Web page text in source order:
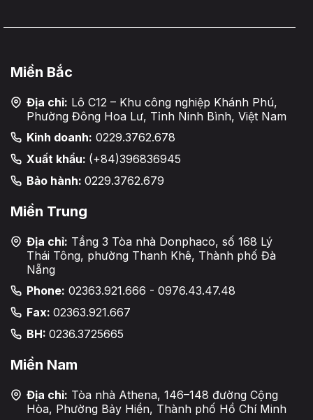
Miền Bắc
Địa chỉ: Lô C12 – Khu công nghiệp Khánh Phú,
Phường Đông Hoa Lư, Tỉnh Ninh Bình, Việt Nam
Kinh doanh: 0229.3762.678
Xuất khẩu: (+84)396836945
Bảo hành: 0229.3762.679
Miền Trung
Địa chỉ: Tầng 3 Tòa nhà Donphaco, số 168 Lý
Thái Tông, phường Thanh Khê, Thành phố Đà
Nẵng
Phone: 02363.921.666 - 0976.43.47.48
Fax: 02363.921.667
BH: 0236.3725665
Miền Nam
Địa chỉ: Tòa nhà Athena, 146–148 đường Cộng
Hòa, Phường Bảy Hiền, Thành phố Hồ Chí Minh